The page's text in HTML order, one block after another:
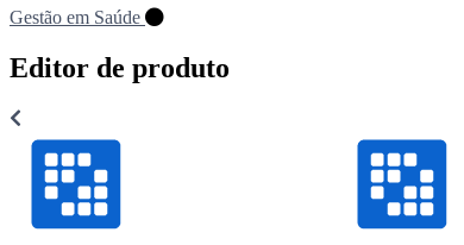
Gestão em Saúde
Editor de produto